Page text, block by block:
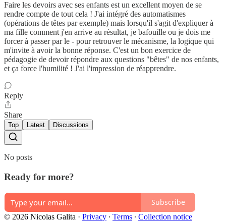
Faire les devoirs avec ses enfants est un excellent moyen de se
rendre compte de tout cela ! J'ai intégré des automatismes
(opérations de têtes par exemple) mais lorsqu'il s'agit d'expliquer à
ma fille comment j'en arrive au résultat, je bafouille ou je dois me
forcer à passer par le - pour retrouver le mécanisme, la logique qui
m'invite à avoir la bonne réponse. C'est un bon exercice de
pédagogie de devoir répondre aux questions "bêtes" de nos enfants,
et ça force l'humilité ! J'ai l'impression de réapprendre.
Reply
Share
Top Latest Discussions
No posts
Ready for more?
Subscribe
© 2026 Nicolas Galita · Privacy ∙ Terms ∙ Collection notice